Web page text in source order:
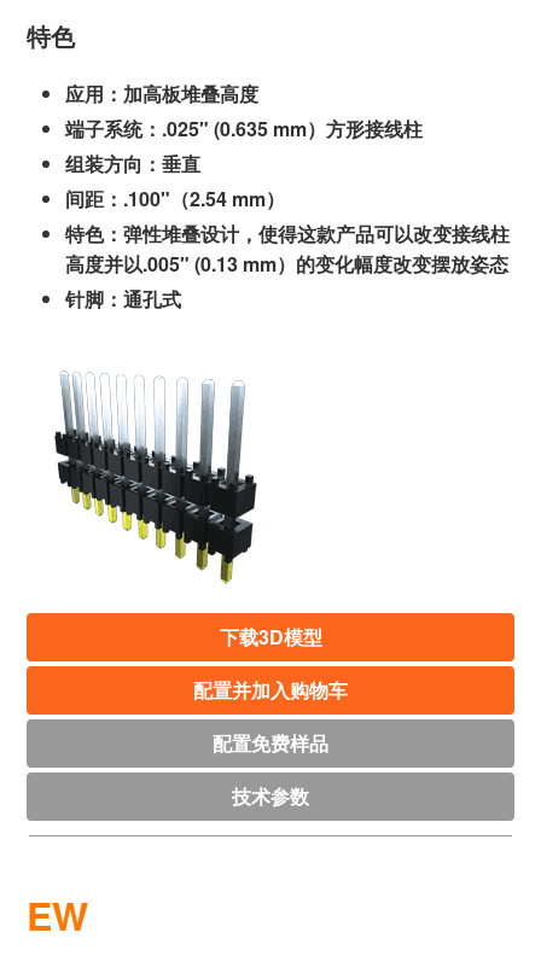
特色
应用：加高板堆叠高度
端子系统：.025" (0.635 mm）方形接线柱
组装方向：垂直
间距：.100"（2.54 mm）
特色：弹性堆叠设计，使得这款产品可以改变接线柱
高度并以.005" (0.13 mm）的变化幅度改变摆放姿态
针脚：通孔式
下载3D模型
配置并加入购物车
配置免费样品
技术参数
EW